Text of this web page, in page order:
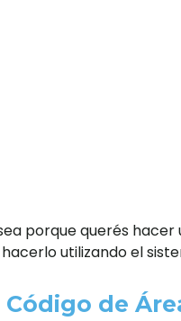
porque querés
hacerlo utilizando el
Código de